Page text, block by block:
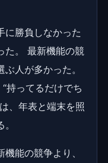
に勝負しなかった
た。 最新機能の競
人が多かった。
持ってるだけでち
、年表と端末を照
能の競争より、